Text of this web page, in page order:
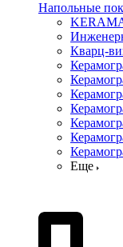
Напольные
Кварц-
Еще